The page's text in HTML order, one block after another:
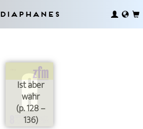
Diaphanes
Ist aber
wahr
(p. 128 –
136)